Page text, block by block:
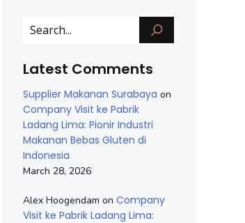
Latest Comments
Supplier Makanan Surabaya on
Company Visit ke Pabrik
Ladang Lima: Pionir Industri
Makanan Bebas Gluten di
Indonesia
March 28, 2026
Alex Hoogendam on Company
Visit ke Pabrik Ladang Lima: